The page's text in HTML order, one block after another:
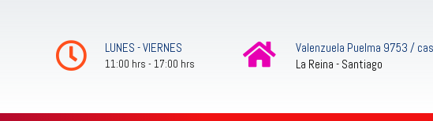
LUNES - VIERNES
11:00 hrs - 17:00 hrs
Valenzuela Puelma 9753 /
La Reina - Santiago